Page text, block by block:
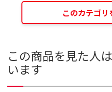
このカテゴ
この商品を見た人
います